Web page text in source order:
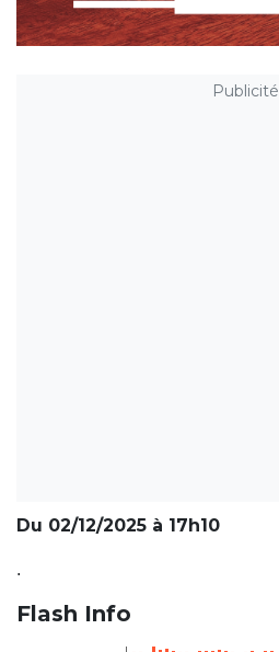
Publicité
Du 02/12/2025 à 17h10
.
Flash Info